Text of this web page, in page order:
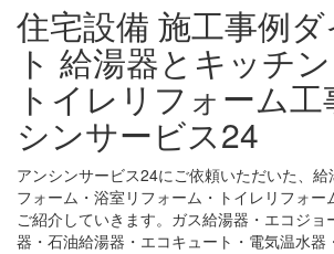
住宅設備 施工事例
ト 給湯器とキッチ
トイレリフォーム
シンサービス24
アンシンサービス24にご依頼いただいた、給
フォーム・浴室リフォーム・トイレリフォー
ご紹介していきます。ガス給湯器・エコジョ
器・石油給湯器・エコキュート・電気温水器